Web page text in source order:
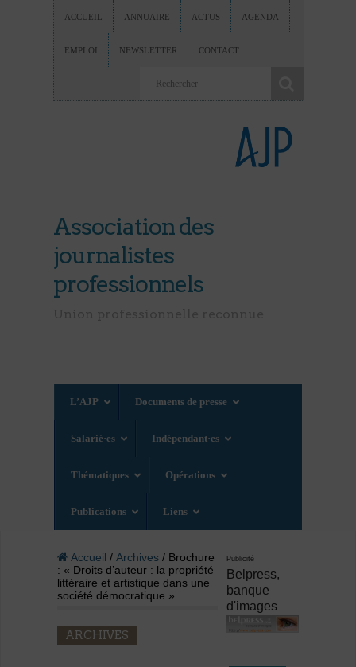
ACCUEIL ANNUAIRE ACTUS AGENDA
EMPLOI NEWSLETTER CONTACT
Association des
journalistes
professionnels
L’AJP Documents de presse
Salarié·es Indépendant·es
Thématiques Opérations
Publications Liens
Accueil / Archives/ Brochure
: « Droits d’auteur : la propriété
littéraire et artistique dans une
société démocratique »
ARCHIVES
Publicité
Belpress,
banque
d'images